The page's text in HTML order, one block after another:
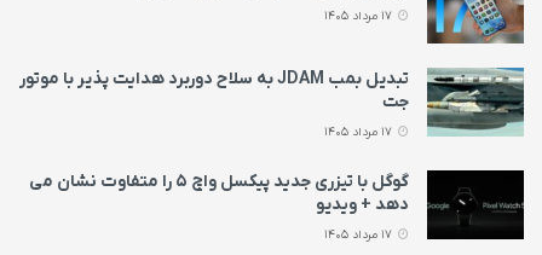
تبدیل بمب JDAM به سلاح دوربرد هدایت پذیر با موتور
جت
گوگل با تیزری جدید پیکسل واچ ۵ را متفاوت نشان می‌
دهد + ویدیو